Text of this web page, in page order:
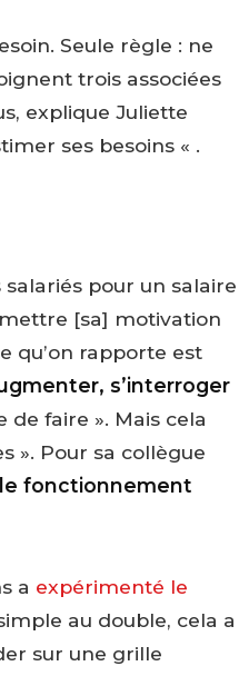
Seule règle : ne
trois associées
explique Juliette
ses besoins « .
pour un salaire
[sa] motivation
qu’on rapporte est
s’interroger
faire ». Mais cela
». Pour sa collègue
le fonctionnement
a expérimenté le
au double, cela a
sur une grille